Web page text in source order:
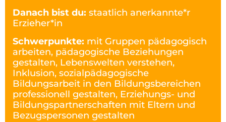
Danach bist du: staatlich anerkannte*r
Erzieher*in
Schwerpunkte: mit Gruppen pädagogisch
arbeiten, pädagogische Beziehungen
gestalten, Lebenswelten verstehen,
Inklusion, sozialpädagogische
Bildungsarbeit in den Bildungsbereichen
professionell gestalten, Erziehungs- und
Bildungspartnerschaften mit Eltern und
Bezugspersonen gestalten